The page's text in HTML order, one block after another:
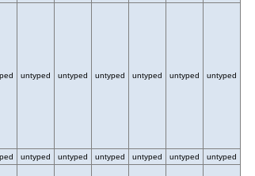
untyped untyped untyped untyped untyped untyped
untyped untyped untyped untyped untyped untyped